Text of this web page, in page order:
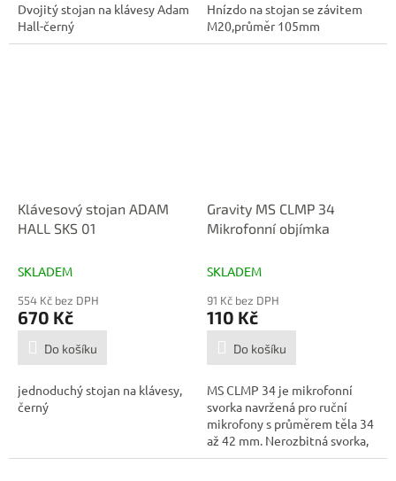
Dvojitý stojan na klávesy Adam
Hall-černý
Hnízdo na stojan se závitem
M20,průměr 105mm
Klávesový stojan ADAM
HALL SKS 01
SKLADEM
554 Kč bez DPH
670 Kč
Do košíku
jednoduchý stojan na klávesy,
černý
Gravity MS CLMP 34
Mikrofonní objímka
SKLADEM
91 Kč bez DPH
110 Kč
Do košíku
MS CLMP 34 je mikrofonní
svorka navržená pro ruční
mikrofony s průměrem těla 34
až 42 mm. Nerozbitná svorka,
vyrobená...